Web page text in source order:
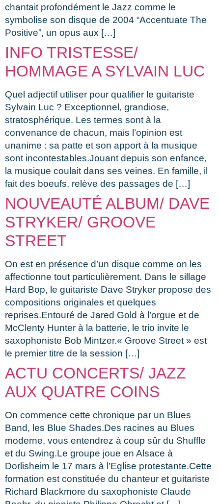
chantait profondément le Jazz comme le
symbolise son disque de 2004 “Accentuate The
Positive”, un opus aux […]
INFO TRISTESSE/
HOMMAGE A SYLVAIN LUC
Quel adjectif utiliser pour qualifier le guitariste
Sylvain Luc ? Exceptionnel, grandiose,
stratosphérique. Les termes sont à la
convenance de chacun, mais l’opinion est
unanime : sa patte et son apport à la musique
sont incontestables.Jouant depuis son enfance,
la musique coulait dans ses veines. En famille, il
fait des boeufs, relève des passages de […]
NOUVEAUTÉ ALBUM/ DAVE
STRYKER/ GROOVE
STREET
On est en présence d’un disque comme on les
affectionne tout particulièrement. Dans le sillage
Hard Bop, le guitariste Dave Stryker propose des
compositions originales et quelques
reprises.Entouré de Jared Gold à l’orgue et de
McClenty Hunter à la batterie, le trio invite le
saxophoniste Bob Mintzer.« Groove Street » est
le premier titre de la session […]
ACTU CONCERTS/ JAZZ
AUX QUATRE COINS
On commence cette chronique par un Blues
Band, les Blue Shades.Des racines au Blues
moderne, vous entendrez à coup sûr du Shuffle
et du Swing.Le groupe joue en Alsace à
Dorlisheim le 17 mars à l’Eglise protestante.Cette
formation est constituée du chanteur et guitariste
Richard Blackmore du saxophoniste Claude